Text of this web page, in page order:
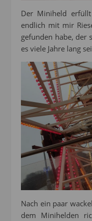
Der Miniheld
endlich mit mir
gefunden habe, der
es viele Jahre lang
Nach ein paar
dem Minihelden